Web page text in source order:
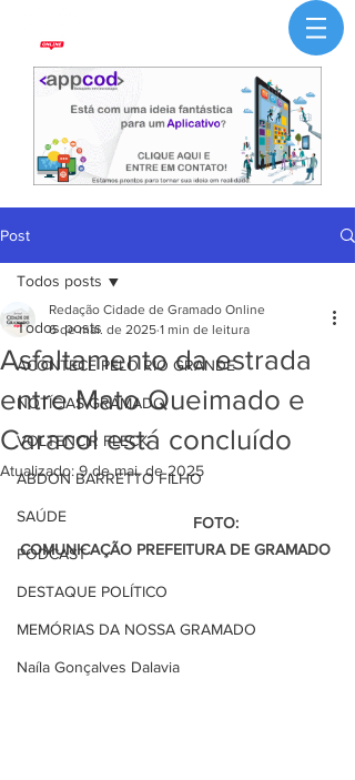
Post
Todos posts
ACONTECE PELO RIO GRANDE
NOTÍCIAS GRAMADO
VOLTENCIR FLECK
ABDON BARRETTO FILHO
SAÚDE
PODCAST
DESTAQUE POLÍTICO
MEMÓRIAS DA NOSSA GRAMADO
Naíla Gonçalves Dalavia
Todos posts
Asfaltamento da estrada
entre Mato Queimado e
Caracol está concluído
Redação Cidade de Gramado Online
6 de mai. de 2025 1 min de leitura
Atualizado:9 de mai. de 2025
                                       FOTO:
COMUNICAÇÃO PREFEITURA DE GRAMADO